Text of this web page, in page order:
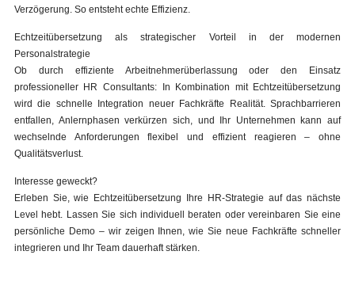
Verzögerung. So entsteht echte Effizienz.
Echtzeitübersetzung als strategischer Vorteil in der modernen
Personalstrategie
Ob durch effiziente Arbeitnehmerüberlassung oder den Einsatz
professioneller HR Consultants: In Kombination mit Echtzeitübersetzung
wird die schnelle Integration neuer Fachkräfte Realität. Sprachbarrieren
entfallen, Anlernphasen verkürzen sich, und Ihr Unternehmen kann auf
wechselnde Anforderungen flexibel und effizient reagieren – ohne
Qualitätsverlust.
Interesse geweckt?
Erleben Sie, wie Echtzeitübersetzung Ihre HR-Strategie auf das nächste
Level hebt. Lassen Sie sich individuell beraten oder vereinbaren Sie eine
persönliche Demo – wir zeigen Ihnen, wie Sie neue Fachkräfte schneller
integrieren und Ihr Team dauerhaft stärken.